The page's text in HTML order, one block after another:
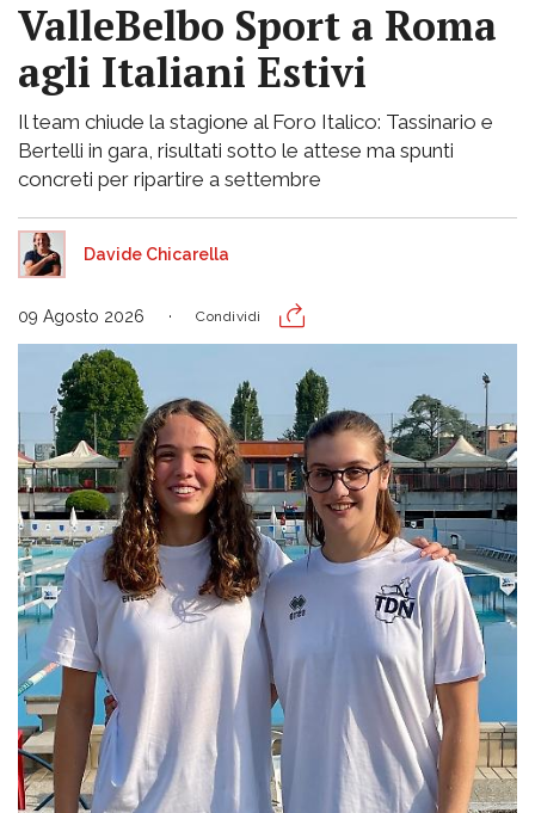
ValleBelbo Sport a Roma
agli Italiani Estivi
Il team chiude la stagione al Foro Italico: Tassinario e
Bertelli in gara, risultati sotto le attese ma spunti
concreti per ripartire a settembre
Davide Chicarella
09 Agosto 2026 Condividi